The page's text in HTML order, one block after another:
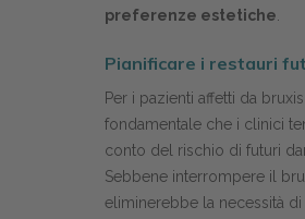
preferenze estetiche
Pianificare i restauri
Per i pazienti affetti da
fondamentale che i clinici
conto del rischio di futuri
Sebbene interrompere il
eliminerebbe la necessità di